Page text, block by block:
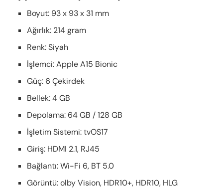
Boyut: 93 x 93 x 31 mm
Ağırlık: 214 gram
Renk: Siyah
İşlemci: Apple A15 Bionic
Güç: 6 Çekirdek
Bellek: 4 GB
Depolama: 64 GB / 128 GB
İşletim Sistemi: tvOS17
Giriş: HDMI 2.1, RJ45
Bağlantı: Wi-Fi 6, BT 5.0
Görüntü: olby Vision, HDR10+, HDR10, HLG